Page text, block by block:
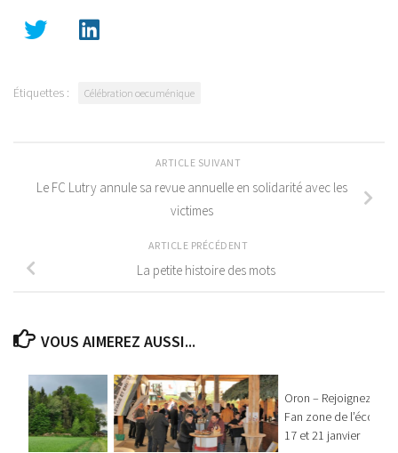
Étiquettes : Célébration oecuménique
ARTICLE SUIVANT
Le FC Lutry annule sa revue annuelle en solidarité avec les
victimes
ARTICLE PRÉCÉDENT
La petite histoire des mots
VOUS AIMEREZ AUSSI...
Oron – Rejoignez-
Fan zone de l’école
17 et 21 janvier